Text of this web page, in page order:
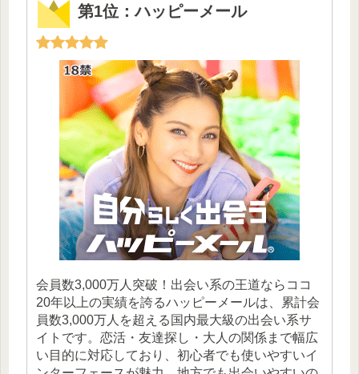
第1位：ハッピーメール
会員数3,000万人突破！出会い系の王道ならココ
20年以上の実績を誇るハッピーメールは、累計会
員数3,000万人を超える国内最大級の出会い系サ
イトです。恋活・友達探し・大人の関係まで幅広
い目的に対応しており、初心者でも使いやすいイ